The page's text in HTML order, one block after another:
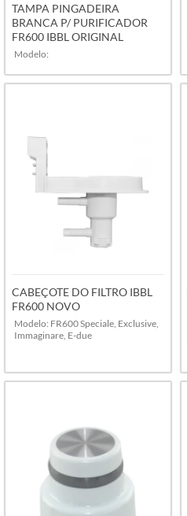
TAMPA PINGADEIRA
BRANCA P/ PURIFICADOR
FR600 IBBL ORIGINAL
Modelo:
CABEÇOTE DO FILTRO IBBL
FR600 NOVO
Modelo: FR600 Speciale, Exclusive,
Immaginare, E-due
VER MAIS